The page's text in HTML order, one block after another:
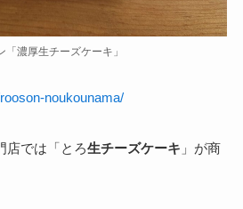
「濃厚生チーズケーキ」
noukounama/
店では「とろ生チーズケーキ 」が商